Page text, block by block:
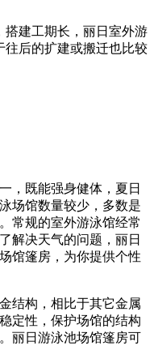
搭建工期长，丽日室外游
往后的扩建或搬迁也比较
，既能强身健体，夏日
场馆数量较少，多数是
常规的室外游泳馆经常
解决天气的问题，丽日
馆篷房，为你提供个性
结构，相比于其它金属
定性，保护场馆的结构
丽日游泳池场馆篷房可